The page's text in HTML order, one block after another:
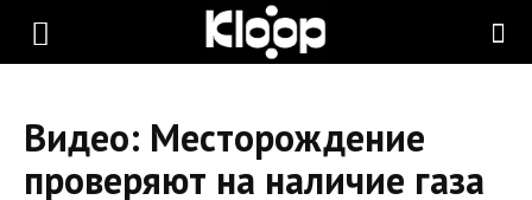
KLOOP.KG
Видео: Месторождение
проверяют на наличие газа